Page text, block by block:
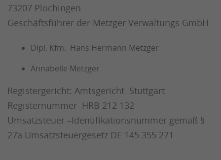
73207 Plochingen
Geschäftsführer der Metzger Verwaltungs GmbH
Dipl. Kfm. Hans Hermann Metzger
Annabelle Metzger
Registergericht: Amtsgericht Stuttgart
Registernummer HRB 212 132
Umsatzsteuer –Identifikationsnummer gemäß §
27a Umsatzsteuergesetz DE 145 355 271